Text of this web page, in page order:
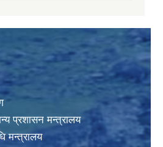
प्रशासन मन्त्रालय
मन्त्रालय